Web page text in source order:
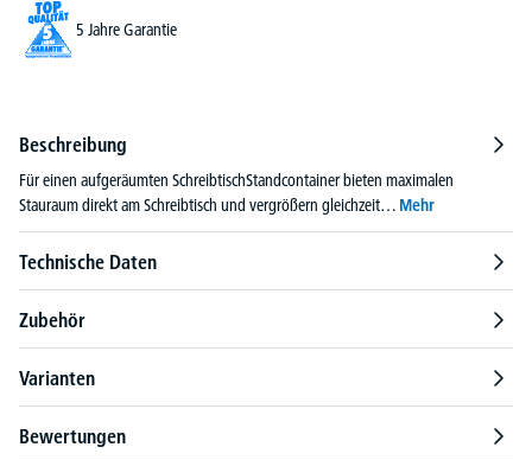
5 Jahre Garantie
Beschreibung
Für einen aufgeräumten SchreibtischStandcontainer bieten maximalen
Stauraum direkt am Schreibtisch und vergrößern gleichzeit… Mehr
Technische Daten
Zubehör
Varianten
Bewertungen